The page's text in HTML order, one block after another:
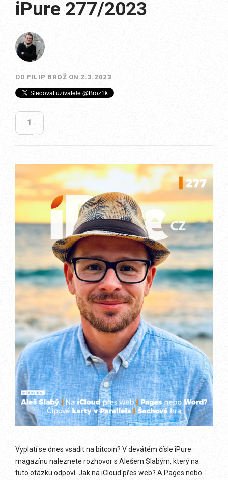
iPure 277/2023
OD FILIP BROŽ ON 2.3.2023
1
Vyplatí se dnes vsadit na bitcoin? V devátém čísle iPure
magazínu naleznete rozhovor s Alešem Slabým, který na
tuto otázku odpoví. Jak na iCloud přes web? A Pages nebo